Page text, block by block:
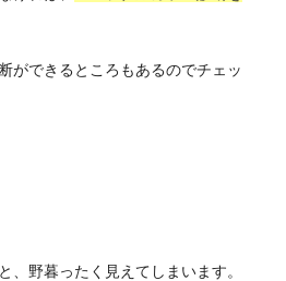
ができるところもあるのでチェッ
、野暮ったく見えてしまいます。